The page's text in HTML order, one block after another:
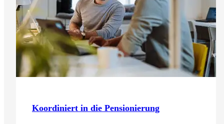
Koordiniert in die Pensionierung